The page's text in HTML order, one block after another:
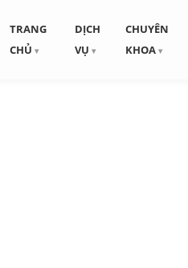
TRANG
CHỦ
DỊCH
VỤ
CHUYÊN
KHOA